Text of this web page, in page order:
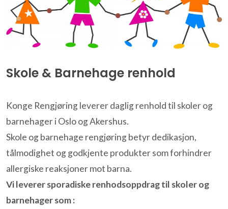
Skole & Barnehage renhold
Konge Rengjøring leverer daglig renhold til skoler og
barnehager i Oslo og Akershus.
Skole og barnehage rengjøring betyr dedikasjon,
tålmodighet og godkjente produkter som forhindrer
allergiske reaksjoner mot barna.
Vi leverer sporadiske renhodsoppdrag til skoler og
barnehager som :